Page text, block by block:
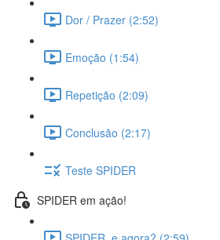
Dor / Prazer (2:52)
Emoção (1:54)
Repetição (2:09)
Conclusão (2:17)
Teste SPIDER
SPIDER em ação!